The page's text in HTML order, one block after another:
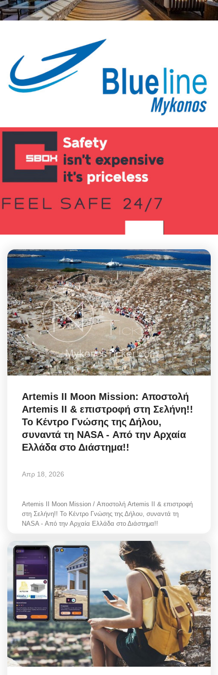
Artemis II Moon Mission: Αποστολή
Artemis II & επιστροφή στη Σελήνη!!
Το Κέντρο Γνώσης της Δήλου,
συναντά τη NASA - Από την Αρχαία
Ελλάδα στο Διάστημα!!
Απρ 18, 2026
Artemis II Moon Mission / Αποστολή Artemis II & επιστροφή
στη Σελήνη!! Το Κέντρο Γνώσης της Δήλου, συναντά τη
NASA - Από την Αρχαία Ελλάδα στο Διάστημα!!